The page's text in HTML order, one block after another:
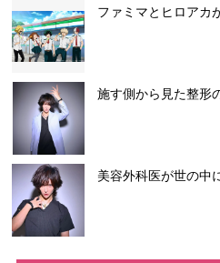
ファミマとヒロアカ
施す側から見た整形
美容外科医が世の中